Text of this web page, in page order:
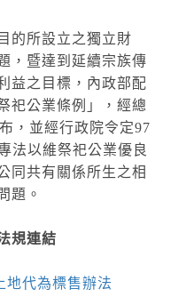
的所設立之獨立財
，暨達到延續宗族傳
益之目標，內政部配
祀公業條例」，經總
，並經行政院令定97
法以維祭祀公業優良
同共有關係所生之相
題。
規連結
地代為標售辦法